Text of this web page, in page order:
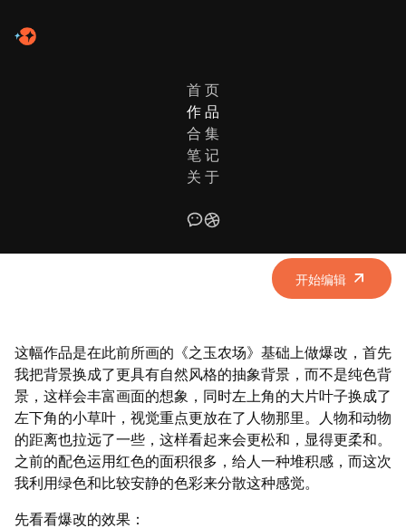
首 页
作 品
合 集
笔 记
关 于
农场假日（爆改之玉农场）
开始编辑
这幅作品是在此前所画的 《之玉农场》 基础上做爆改，首先
我把背景换成了更具有自然风格的抽象背景，而不是纯色背
景，这样会丰富画面的想象，同时左上角的大片叶子换成了
左下角的小草叶，视觉重点更放在了人物那里。人物和动物
的距离也拉远了一些，这样看起来会更松和，显得更柔和。
之前的配色运用红色的面积很多，给人一种堆积感，而这次
我利用绿色和比较安静的色彩来分散这种感觉。
先看看爆改的效果：